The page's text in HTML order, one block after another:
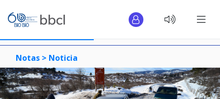
Notas > Noticia